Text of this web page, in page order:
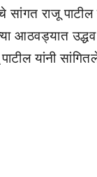
राजू पाटील
आठवड्यात उद्धव
यांनी